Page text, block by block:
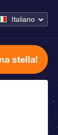
Italiano
stella!